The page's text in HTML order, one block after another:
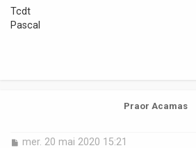
Tcdt
Pascal
Praor Acamas
M
mer. 20 mai 2020 15:21